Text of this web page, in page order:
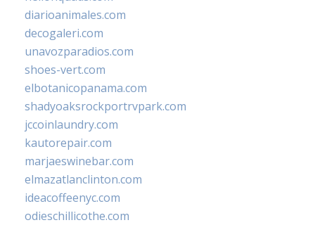
diarioanimales.com
decogaleri.com
unavozparadios.com
shoes-vert.com
elbotanicopanama.com
shadyoaksrockportrvpark.com
jccoinlaundry.com
kautorepair.com
marjaeswinebar.com
elmazatlanclinton.com
ideacoffeenyc.com
odieschillicothe.com